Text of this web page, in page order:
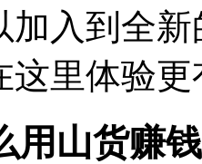
加入到全
这里体验
用山货赚钱